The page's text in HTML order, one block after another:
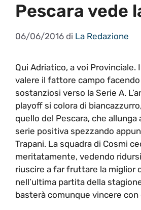
Pescara vede
06/06/2016 di La Redazione
Qui Adriatico, a voi Provinciale.
valere il fattore campo
sostanziosi verso la Serie A.
playoff si colora di
quello del Pescara, che allunga
serie positiva spezzando
Trapani. La squadra di Cosmi
meritatamente, vedendo
riuscire a far fruttare la miglior
nell’ultima partita della
basterà comunque vincere